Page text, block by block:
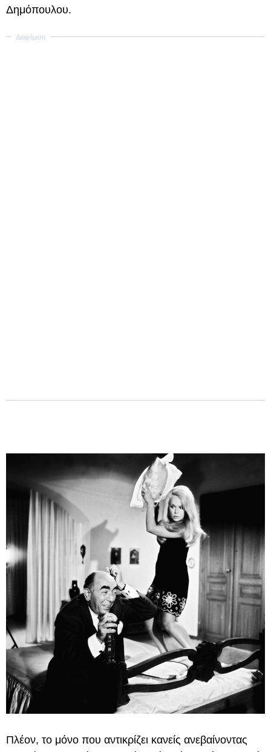
Δημόπουλου.
Πλέον, το μόνο που αντικρίζει κανείς ανεβαίνοντας